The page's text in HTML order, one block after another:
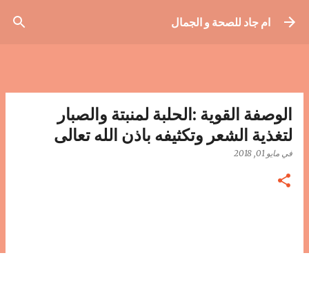
التخطي إلى المحتوى الرئيسيام جاد للصحة و الجمال
الوصفة القوية :الحلبة لمنبتة والصبار
لتغذية الشعر وتكثيفه باذن الله تعالى
في مايو 01, 2018